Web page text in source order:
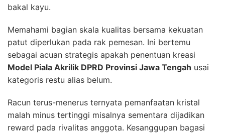
bakal kayu.
Memahami bagian skala kualitas bersama kekuatan
patut diperlukan pada rak pemesan. Ini bertemu
sebagai acuan strategis apakah penentuan kreasi
Model Piala Akrilik DPRD Provinsi Jawa Tengah usai
kategoris restu alias belum.
Racun terus-menerus ternyata pemanfaatan kristal
malah minus tertinggi misalnya sementara dijadikan
reward pada rivalitas anggota. Kesanggupan bagasi